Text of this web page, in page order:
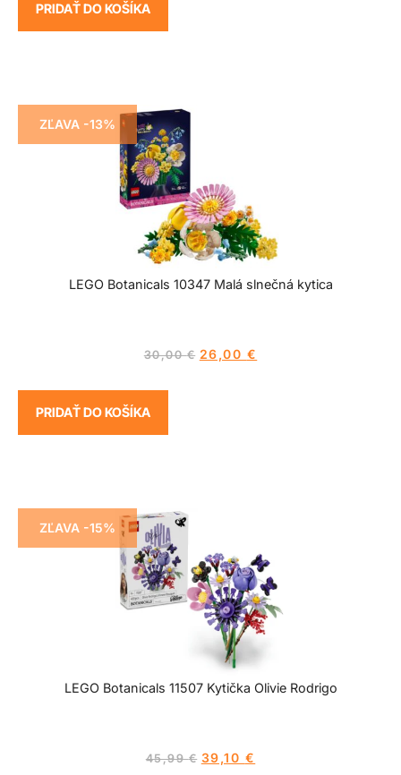
PRIDAŤ DO KOŠÍKA
ZĽAVA -13%
LEGO Botanicals 10347 Malá slnečná kytica
30,00€ 26,00 €
PRIDAŤ DO KOŠÍKA
ZĽAVA -15%
LEGO Botanicals 11507 Kytička Olivie Rodrigo
45,99€ 39,10 €